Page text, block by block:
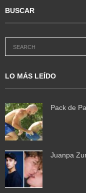
BUSCAR
LO MÁS LEÍDO
Pack de
Juanpa